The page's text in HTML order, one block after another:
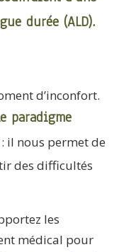
durée (ALD).
d’inconfort.
paradigme
il nous permet de
des difficultés
les
médical pour